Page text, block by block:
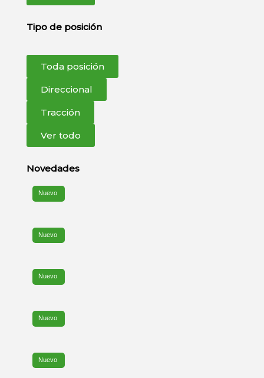
Tipo de posición
Toda posición
Direccional
Tracción
Ver todo
Novedades
Nuevo
Nuevo
Nuevo
Nuevo
Nuevo